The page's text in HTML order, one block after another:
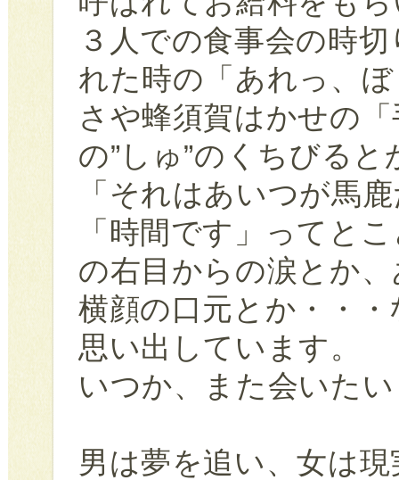
３人での食事会の時
れた時の「あれっ、
さや蜂須賀はかせの
の”しゅ”のくちびる
「それはあいつが馬
「時間です」ってと
の右目からの涙とか
横顔の口元とか・・
思い出しています。
いつか、また会いた
男は夢を追い、女は